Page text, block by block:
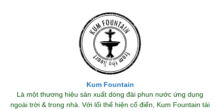
Kum Fountain
Là một thương hiệu sản xuất dòng đài phun nước ứng dụng
ngoài trời & trong nhà. Với lối thể hiện cổ điển, Kum Fountain tái